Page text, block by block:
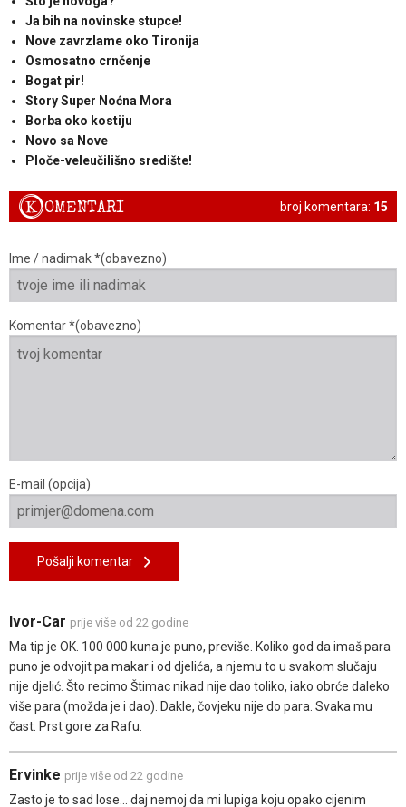
Ja bih na novinske stupce!
Nove zavrzlame oko Tironija
Osmosatno crnčenje
Bogat pir!
Story Super Noćna Mora
Borba oko kostiju
Novo sa Nove
Ploče-veleučilišno središte!
broj komentara: 15
KOMENTARI
Ime / nadimak *(obavezno)
Komentar *(obavezno)
E-mail (opcija)
Pošalji komentar
Ivor-Car prije više od 22 godine
Ma tip je OK. 100 000 kuna je puno, previše. Koliko god da imaš para
puno je odvojit pa makar i od djelića, a njemu to u svakom slučaju
nije djelić. Što recimo Štimac nikad nije dao toliko, iako obrće daleko
više para (možda je i dao). Dakle, čovjeku nije do para. Svaka mu
čast. Prst gore za Rafu.
Ervinke prije više od 22 godine
Zasto je to sad lose... daj nemoj da mi lupiga koju opako cijenim